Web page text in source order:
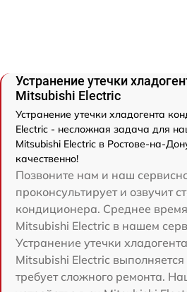
Устранение утечки
Mitsubishi Electric
Устранение утечки хладогента
Electric - несложная задача для
Mitsubishi Electric в Ростове-на-
качественно!
Позвоните нам и наш
проконсультирует и озвучит
кондиционера. Среднее
Mitsubishi Electric в нашем
Устранение утечки
Mitsubishi Electric
требует сложного ремонта.